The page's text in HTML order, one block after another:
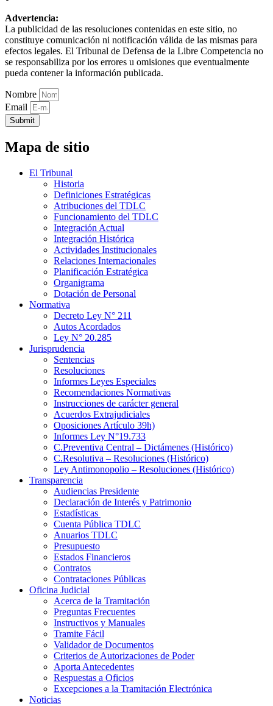
Advertencia:
La publicidad de las resoluciones contenidas en este sitio, no
constituye comunicación ni notificación válida de las mismas para
efectos legales. El Tribunal de Defensa de la Libre Competencia no
se responsabiliza por los errores u omisiones que eventualmente
pueda contener la información publicada.
Nombre
Email
Submit
Mapa de sitio
El Tribunal
Historia
Definiciones Estratégicas
Atribuciones del TDLC
Funcionamiento del TDLC
Integración Actual
Integración Histórica
Actividades Institucionales
Relaciones Internacionales
Planificación Estratégica
Organigrama
Dotación de Personal
Normativa
Decreto Ley N° 211
Autos Acordados
Ley N° 20.285
Jurisprudencia
Sentencias
Resoluciones
Informes Leyes Especiales
Recomendaciones Normativas
Instrucciones de carácter general
Acuerdos Extrajudiciales
Oposiciones Artículo 39h)
Informes Ley N°19.733
C.Preventiva Central – Dictámenes (Histórico)
C.Resolutiva – Resoluciones (Histórico)
Ley Antimonopolio – Resoluciones (Histórico)
Transparencia
Audiencias Presidente
Declaración de Interés y Patrimonio
Estadísticas
Cuenta Pública TDLC
Anuarios TDLC
Presupuesto
Estados Financieros
Contratos
Contrataciones Públicas
Oficina Judicial
Acerca de la Tramitación
Preguntas Frecuentes
Instructivos y Manuales
Tramite Fácil
Validador de Documentos
Criterios de Autorizaciones de Poder
Aporta Antecedentes
Respuestas a Oficios
Excepciones a la Tramitación Electrónica
Noticias